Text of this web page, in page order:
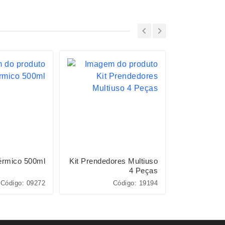
500ml
Código: 09272
Kit Prendedores Multiuso
4 Peças
Código: 19194